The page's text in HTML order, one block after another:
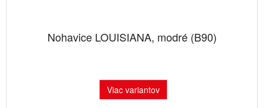
Nohavice LOUISIANA, modré (B90)
Viac variantov